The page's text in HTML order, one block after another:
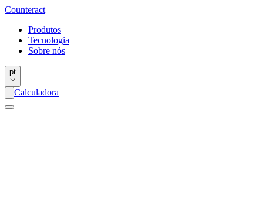
Counteract
Produtos
Tecnologia
Sobre nós
pt
Calculadora